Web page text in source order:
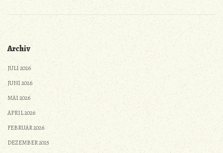
Archiv
JULI 2026
JUNI 2026
MAI 2026
APRIL 2026
FEBRUAR 2026
DEZEMBER 2025